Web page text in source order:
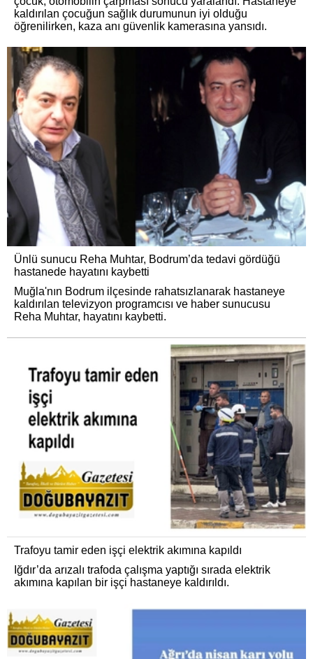
kaldırılan çocuğun sağlık durumunun iyi olduğu
öğrenilirken, kaza anı güvenlik kamerasına yansıdı.
Ünlü sunucu Reha Muhtar, Bodrum’da tedavi gördüğü
hastanede hayatını kaybetti
Muğla'nın Bodrum ilçesinde rahatsızlanarak hastaneye
kaldırılan televizyon programcısı ve haber sunucusu
Reha Muhtar, hayatını kaybetti.
Trafoyu tamir eden işçi elektrik akımına kapıldı
Iğdır’da arızalı trafoda çalışma yaptığı sırada elektrik
akımına kapılan bir işçi hastaneye kaldırıldı.